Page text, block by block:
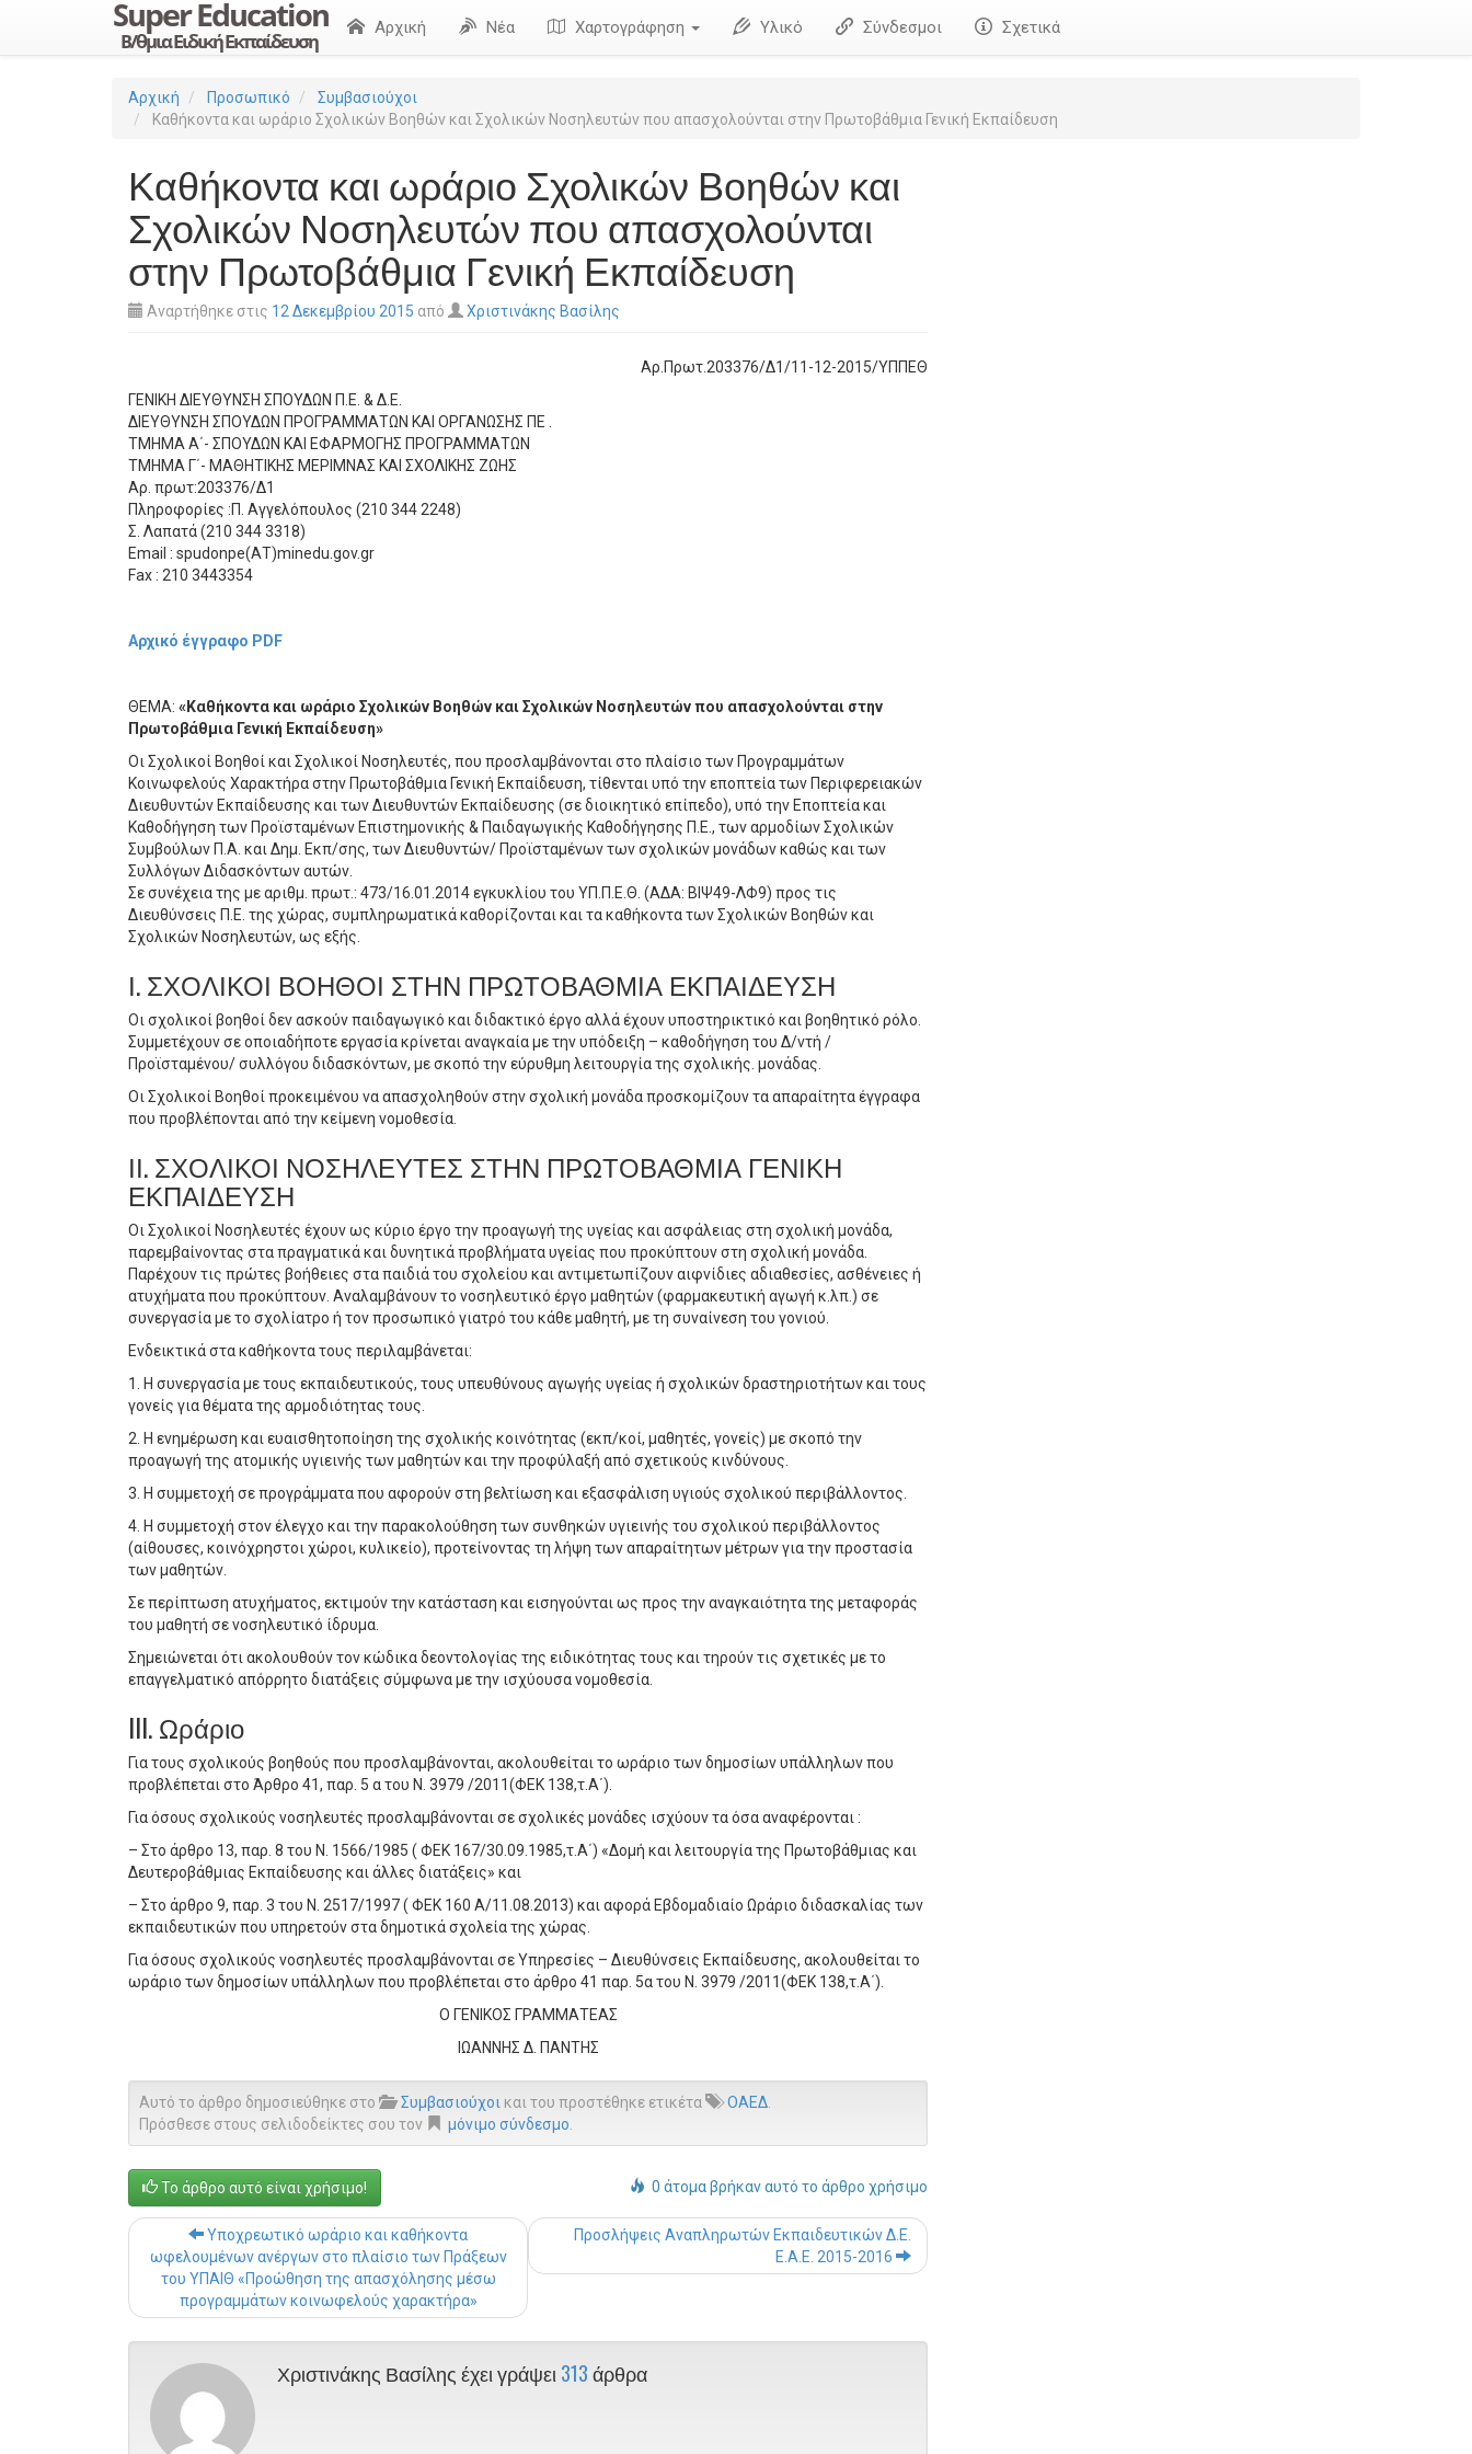
Αρχική Νέα Χαρτογράφηση Υλικό Σύνδεσμοι Σχετικά
Αρχική Προσωπικό
Συμβασιούχοι
Καθήκοντα και ωράριο Σχολικών Βοηθών και Σχολικών Νοσηλευτών που απασχολούνται στην Πρωτοβάθμια Γενική Εκπαίδευση
Καθήκοντα και ωράριο Σχολικών Βοηθών και
Σχολικών Νοσηλευτών που απασχολούνται
στην Πρωτοβάθμια Γενική Εκπαίδευση
Αναρτήθηκε στις 12 Δεκεμβρίου 2015 από Χριστινάκης Βασίλης
Αρ.Πρωτ.203376/Δ1/11-12-2015/ΥΠΠΕΘ
ΓΕΝΙΚΗ ΔΙΕΥΘΥΝΣΗ ΣΠΟΥΔΩΝ Π.Ε. & Δ.Ε.
ΔΙΕΥΘΥΝΣΗ ΣΠΟΥΔΩΝ ΠΡΟΓΡΑΜΜΑΤΩΝ ΚΑΙ ΟΡΓΑΝΩΣΗΣ ΠΕ .
ΤΜΗΜΑ Α΄- ΣΠΟΥΔΩΝ ΚΑΙ ΕΦΑΡΜΟΓΗΣ ΠΡΟΓΡΑΜΜΑΤΩΝ
ΤΜΗΜΑ Γ΄- ΜΑΘΗΤΙΚΗΣ ΜΕΡΙΜΝΑΣ ΚΑΙ ΣΧΟΛΙΚΗΣ ΖΩΗΣ
Αρ. πρωτ:203376/Δ1
Πληροφορίες :Π. Αγγελόπουλος (210 344 2248)
Σ. Λαπατά (210 344 3318)
Email : spudonpe(ΑΤ)minedu.gov.gr
Fax : 210 3443354
Αρχικό έγγραφο PDF
ΘΕΜΑ: «Καθήκοντα και ωράριο Σχολικών Βοηθών και Σχολικών Νοσηλευτών που απασχολούνται στην
Πρωτοβάθμια Γενική Εκπαίδευση»
Οι Σχολικοί Βοηθοί και Σχολικοί Νοσηλευτές, που προσλαμβάνονται στο πλαίσιο των Προγραμμάτων
Κοινωφελούς Χαρακτήρα στην Πρωτοβάθμια Γενική Εκπαίδευση, τίθενται υπό την εποπτεία των Περιφερειακών
Διευθυντών Εκπαίδευσης και των Διευθυντών Εκπαίδευσης (σε διοικητικό επίπεδο), υπό την Εποπτεία και
Καθοδήγηση των Προϊσταμένων Επιστημονικής & Παιδαγωγικής Καθοδήγησης Π.Ε., των αρμοδίων Σχολικών
Συμβούλων Π.Α. και Δημ. Εκπ/σης, των Διευθυντών/ Προϊσταμένων των σχολικών μονάδων καθώς και των
Συλλόγων Διδασκόντων αυτών.
Σε συνέχεια της με αριθμ. πρωτ.: 473/16.01.2014 εγκυκλίου του ΥΠ.Π.Ε.Θ. (ΑΔΑ: ΒΙΨ49-ΛΦ9) προς τις
Διευθύνσεις Π.Ε. της χώρας, συμπληρωματικά καθορίζονται και τα καθήκοντα των Σχολικών Βοηθών και
Σχολικών Νοσηλευτών, ως εξής.
Ι. ΣΧΟΛΙΚΟΙ ΒΟΗΘΟΙ ΣΤΗΝ ΠΡΩΤΟΒΑΘΜΙΑ ΕΚΠΑΙΔΕΥΣΗ
Οι σχολικοί βοηθοί δεν ασκούν παιδαγωγικό και διδακτικό έργο αλλά έχουν υποστηρικτικό και βοηθητικό ρόλο.
Συμμετέχουν σε οποιαδήποτε εργασία κρίνεται αναγκαία με την υπόδειξη – καθοδήγηση του Δ/ντή /
Προϊσταμένου/ συλλόγου διδασκόντων, με σκοπό την εύρυθμη λειτουργία της σχολικής. μονάδας.
Οι Σχολικοί Βοηθοί προκειμένου να απασχοληθούν στην σχολική μονάδα προσκομίζουν τα απαραίτητα έγγραφα
που προβλέπονται από την κείμενη νομοθεσία.
ΙΙ. ΣΧΟΛΙΚΟΙ ΝΟΣΗΛΕΥΤΕΣ ΣΤΗΝ ΠΡΩΤΟΒΑΘΜΙΑ ΓΕΝΙΚΗ
ΕΚΠΑΙΔΕΥΣΗ
Οι Σχολικοί Νοσηλευτές έχουν ως κύριο έργο την προαγωγή της υγείας και ασφάλειας στη σχολική μονάδα,
παρεμβαίνοντας στα πραγματικά και δυνητικά προβλήματα υγείας που προκύπτουν στη σχολική μονάδα.
Παρέχουν τις πρώτες βοήθειες στα παιδιά του σχολείου και αντιμετωπίζουν αιφνίδιες αδιαθεσίες, ασθένειες ή
ατυχήματα που προκύπτουν. Αναλαμβάνουν το νοσηλευτικό έργο μαθητών (φαρμακευτική αγωγή κ.λπ.) σε
συνεργασία με το σχολίατρο ή τον προσωπικό γιατρό του κάθε μαθητή, με τη συναίνεση του γονιού.
Ενδεικτικά στα καθήκοντα τους περιλαμβάνεται:
1. Η συνεργασία με τους εκπαιδευτικούς, τους υπευθύνους αγωγής υγείας ή σχολικών δραστηριοτήτων και τους
γονείς για θέματα της αρμοδιότητας τους.
2. Η ενημέρωση και ευαισθητοποίηση της σχολικής κοινότητας (εκπ/κοί, μαθητές, γονείς) με σκοπό την
προαγωγή της ατομικής υγιεινής των μαθητών και την προφύλαξή από σχετικούς κινδύνους.
3. Η συμμετοχή σε προγράμματα που αφορούν στη βελτίωση και εξασφάλιση υγιούς σχολικού περιβάλλοντος.
4. Η συμμετοχή στον έλεγχο και την παρακολούθηση των συνθηκών υγιεινής του σχολικού περιβάλλοντος
(αίθουσες, κοινόχρηστοι χώροι, κυλικείο), προτείνοντας τη λήψη των απαραίτητων μέτρων για την προστασία
των μαθητών.
Σε περίπτωση ατυχήματος, εκτιμούν την κατάσταση και εισηγούνται ως προς την αναγκαιότητα της μεταφοράς
του μαθητή σε νοσηλευτικό ίδρυμα.
Σημειώνεται ότι ακολουθούν τον κώδικα δεοντολογίας της ειδικότητας τους και τηρούν τις σχετικές με το
επαγγελματικό απόρρητο διατάξεις σύμφωνα με την ισχύουσα νομοθεσία.
III. Ωράριο
Για τους σχολικούς βοηθούς που προσλαμβάνονται, ακολουθείται το ωράριο των δημοσίων υπάλληλων που
προβλέπεται στο Άρθρο 41, παρ. 5 α του Ν. 3979 /2011(ΦΕΚ 138,τ.Α΄).
Για όσους σχολικούς νοσηλευτές προσλαμβάνονται σε σχολικές μονάδες ισχύουν τα όσα αναφέρονται :
– Στο άρθρο 13, παρ. 8 του Ν. 1566/1985 ( ΦΕΚ 167/30.09.1985,τ.Α΄) «Δομή και λειτουργία της Πρωτοβάθμιας και
Δευτεροβάθμιας Εκπαίδευσης και άλλες διατάξεις» και
– Στο άρθρο 9, παρ. 3 του Ν. 2517/1997 ( ΦΕΚ 160 Α/11.08.2013) και αφορά Εβδομαδιαίο Ωράριο διδασκαλίας των
εκπαιδευτικών που υπηρετούν στα δημοτικά σχολεία της χώρας.
Για όσους σχολικούς νοσηλευτές προσλαμβάνονται σε Υπηρεσίες – Διευθύνσεις Εκπαίδευσης, ακολουθείται το
ωράριο των δημοσίων υπάλληλων που προβλέπεται στο άρθρο 41 παρ. 5α του Ν. 3979 /2011(ΦΕΚ 138,τ.Α΄).
Ο ΓΕΝΙΚΟΣ ΓΡΑΜΜΑΤΕΑΣ
ΙΩΑΝΝΗΣ Δ. ΠΑΝΤΗΣ
Αυτό το άρθρο δημοσιεύθηκε στο Συμβασιούχοι και του προστέθηκε ετικέτα ΟΑΕΔ
Πρόσθεσε στους σελιδοδείκτες σου τον
μόνιμο σύνδεσμο
0 άτομα βρήκαν αυτό το άρθρο χρήσιμο
Το άρθρο αυτό είναι χρήσιμο!
Post navigation
Υποχρεωτικό ωράριο και καθήκοντα
ωφελουμένων ανέργων στο πλαίσιο των Πράξεων
του ΥΠΑΙΘ «Προώθηση της απασχόλησης μέσω
προγραμμάτων κοινωφελούς χαρακτήρα»
Προσλήψεις Αναπληρωτών Εκπαιδευτικών Δ.Ε.
Ε.Α.Ε. 2015-2016
Χριστινάκης Βασίλης έχει γράψει 313άρθρα